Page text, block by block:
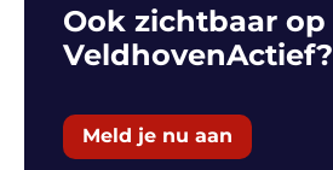
Ook zichtbaar op
VeldhovenActief?
Meld je nu aan